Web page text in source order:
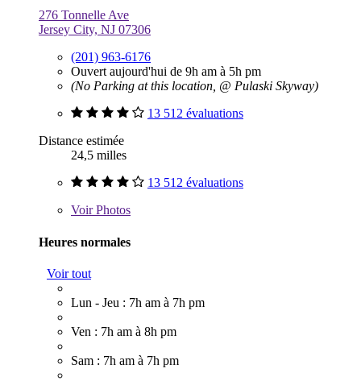
276 Tonnelle Ave
Jersey City, NJ 07306
(201) 963-6176
Ouvert aujourd'hui de 9h am à 5h pm
(No Parking at this location, @ Pulaski Skyway)
13 512 évaluations
Distance estimée
24,5 milles
13 512 évaluations
VoirPhotos
Heures normales
Voir tout
Lun - Jeu : 7h am à 7h pm
Ven : 7h am à 8h pm
Sam : 7h am à 7h pm